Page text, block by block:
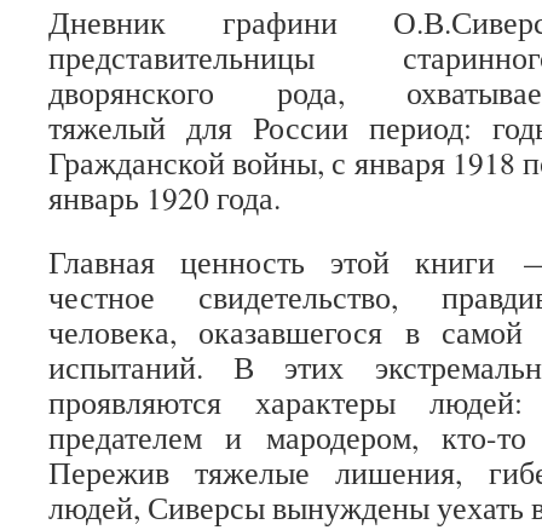
Дневник графини
представительницы
дворянского рода,
тяжелый для России период:
Гражданской войны, с января 1918
январь 1920 года.
Главная ценность этой книги
честное свидетельство,
человека, оказавшегося в
испытаний. В этих
проявляются характеры людей:
предателем и мародером, кто-то
Пережив тяжелые лишения,
людей, Сиверсы вынуждены уехать